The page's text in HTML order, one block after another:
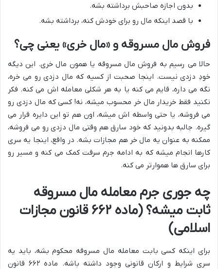
بدون اجازه صاحبش برداشته بشه.
با قصد اینکه مال رو برای خودش کنه، برداشته بشه.
فروش مال مسروقه و «مال خری» یعنی چی؟
حالا می رسیم به فروش مال مسروقه یا همون مال خری. این دیگه
خودِ دزدی نیست. اینجا صحبت از کسیه که مال دزدی رو می خره،
نگه می داره، قایم می کنه یا به هر شکلی معامله اش می کنه. فکر
نکنید فقط خریدار مال خر محسوب میشه، نه! کسی که مال دزدی رو
می فروشه، یا حتی واسطه اش میشه، اون هم تو این دایره قرار می
گیره. جالبه بدونید که خود سارق هم وقتی مال دزدی رو می فروشه،
ممکنه به عنوان یه مال خر هم مجازات بشه. در واقع، اینجا یه سری
کارها انجام میشه که به ادامه جرم سرقت کمک می کنه و مسیر رو
برای سارق ها هموارتر می کنه.
چه جوری جرم معامله مال مسروقه
ثابت میشه؟ (ماده ۶۶۲ قانون مجازات
اسلامی)
برای اینکه کسی بابت معامله مال مسروقه محکوم بشه، باید یه
سری شرایط و ارکان قانونی وجود داشته باشه. ماده ۶۶۲ قانون